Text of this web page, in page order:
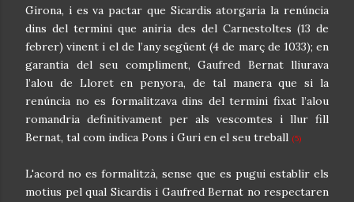
Girona, i es va pactar que Sicardis atorgaria la renúncia
dins del termini que aniria des del Carnestoltes (13 de
febrer) vinent i el de l’any següent (4 de març de 1033); en
garantia del seu compliment, Gaufred Bernat lliurava
l’alou de Lloret en penyora, de tal manera que si la
renúncia no es formalitzava dins del termini fixat l’alou
romandria definitivament per als vescomtes i llur fill
Bernat, tal com indica Pons i Guri en el seu treball (5)
L'acord no es formalitzà, sense que es pugui establir els
motius pel qual Sicardis i Gaufred Bernat no respectaren